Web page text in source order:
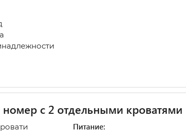
с 2 отдельными кроватями
Питание: